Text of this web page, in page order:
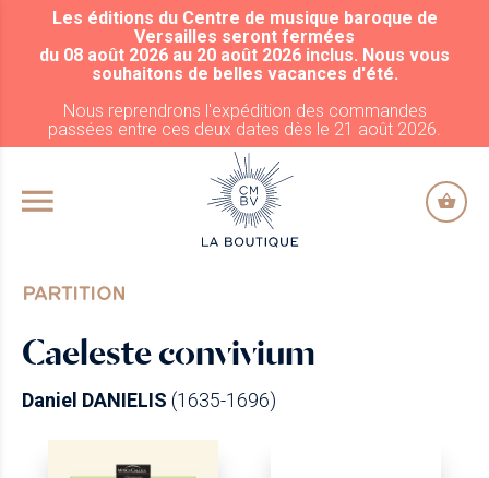
ALLER AU CONTENU PRINCIPAL
Les éditions du Centre de musique baroque de
Versailles seront fermées
du 08 août 2026 au 20 août 2026 inclus. Nous vous
souhaitons de belles vacances d'été.
Nous reprendrons l'expédition des commandes
passées entre ces deux dates dès le 21 août 2026.
PARTITION
Caeleste convivium
Daniel DANIELIS (1635-1696)